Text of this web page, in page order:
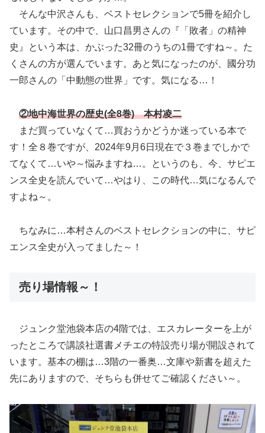
そんな中沢さんも、ベストセレクションで5冊を紹介し
ています。その中で、山口昌男さんの『「敗者」の精神
史』という本は、かぶった32冊のうちの1冊ですね～。た
くさんの方が選んでいます。あと気になったのが、國分功
一郎さんの「中動態の世界」です。気になる…！
②地中海世界の歴史(全8巻) 本村凌二
まだ買っていなくて…買おうかどうか迷っている本で
す！全８巻ですが、2024年9月6日現在で３巻までしかで
てなくて…いや～悩みますね…。というのも、今、サピエ
ンス全史を読んでいて…やはり、この時代…気になるんで
すよね～。
ちなみに…本村さんのベストセレクションの中に、サピ
エンス全史が入ってました～！
売り場情報～！
ジュンク堂池袋本店の4階では、エスカレーターを上が
ったところで講談社選書メチエの特設売り場が開設されて
います。基本の棚は…3階の一番奥…文庫や新書を超えた
先にありますので、そちらも併せてご確認ください～。